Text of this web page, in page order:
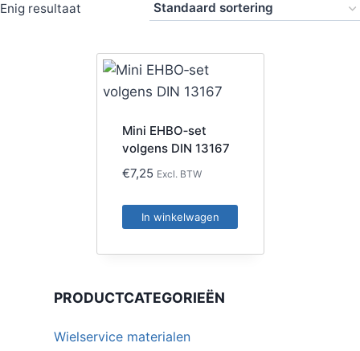
Enig resultaat
Mini EHBO‑set
volgens DIN 13167
€7,25 Excl. BTW
In winkelwagen
PRODUCTCATEGORIEËN
Wielservice materialen